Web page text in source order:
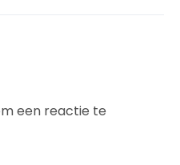
een reactie te